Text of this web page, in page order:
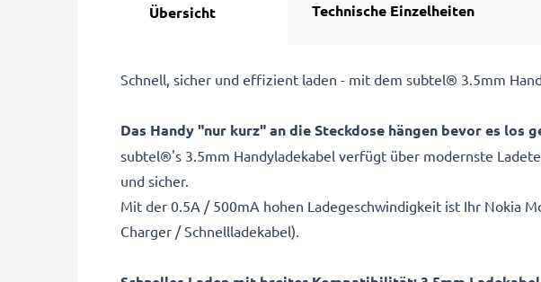
Übersicht Technische Einzelheiten
Schnell, sicher und effizient laden - mit dem subtel® 3.5mm
Das Handy "nur kurz" an die Steckdose hängen bevor es los
subtel®'s 3.5mm Handyladekabel verfügt über modernste
und sicher.
Mit der 0.5A / 500mA hohen Ladegeschwindigkeit ist Ihr Nokia
Charger / Schnellladekabel).